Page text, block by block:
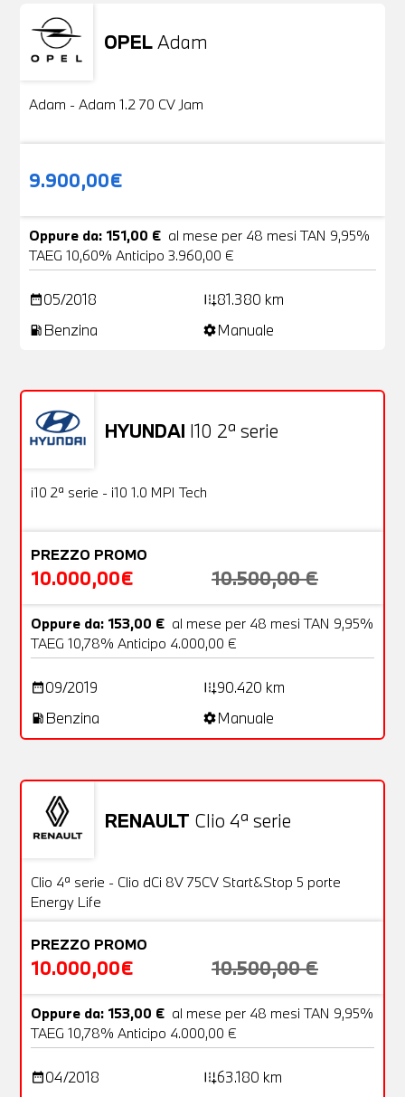
OPELAdam
Usato
Adam - Adam 1.2 70 CV Jam
9.900,00€
Oppure da: 151,00 € al mese per 48 mesi TAN 9,95%
TAEG 10,60% Anticipo 3.960,00 €
date_range05/2018 add_road81.380 km
local_gas_station Benzina settingsManuale
HYUNDAI I10 2ª serie
OFFERTA
Usato
i10 2ª serie - i10 1.0 MPI Tech
PREZZO PROMO
10.000,00€ 10.500,00 €
Oppure da: 153,00 € al mese per 48 mesi TAN 9,95%
TAEG 10,78% Anticipo 4.000,00 €
date_range09/2019 add_road90.420 km
local_gas_station Benzina settingsManuale
RENAULT Clio 4ª serie
OFFERTA
Usato
Clio 4ª serie - Clio dCi 8V 75CV Start&Stop 5 porte
Energy Life
PREZZO PROMO
10.000,00€ 10.500,00 €
Oppure da: 153,00 € al mese per 48 mesi TAN 9,95%
TAEG 10,78% Anticipo 4.000,00 €
date_range04/2018 add_road63.180 km